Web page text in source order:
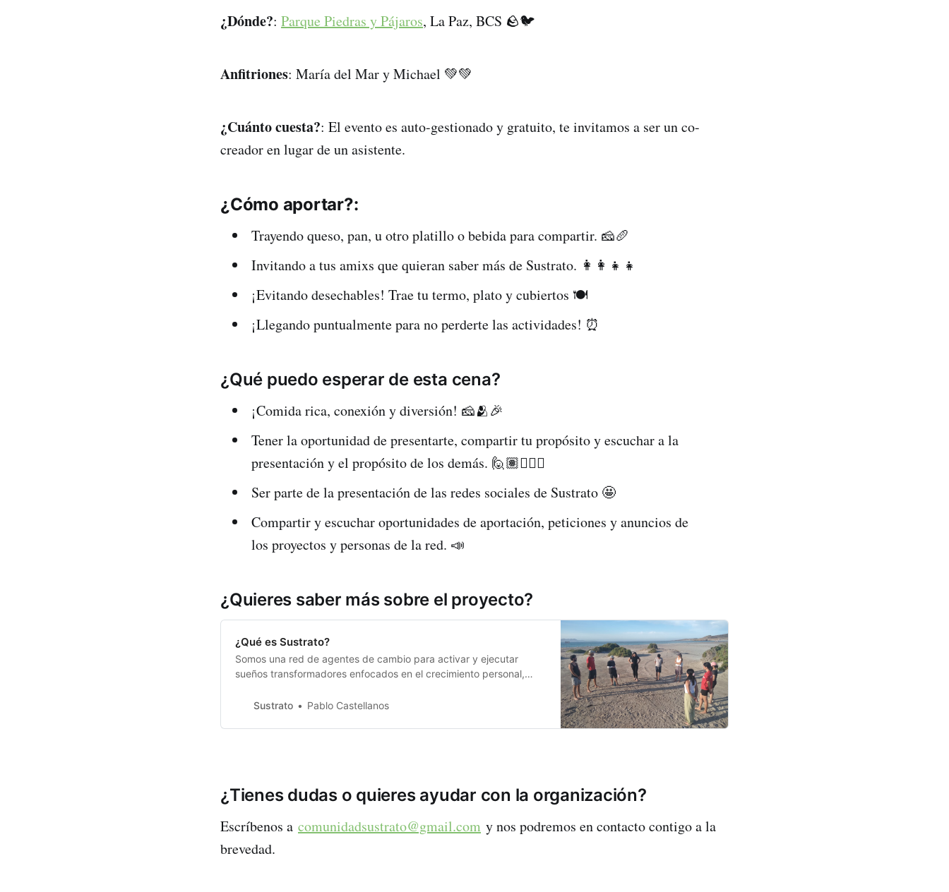
¿Dónde?: Parque Piedras y Pájaros, La Paz, BCS 🪨🐦
Anfitriones: María del Mar y Michael 💚💚
¿Cuánto cuesta?: El evento es auto-gestionado y gratuito, te invitamos a ser un co-
creador en lugar de un asistente.
¿Cómo aportar?:
Trayendo queso, pan, u otro platillo o bebida para compartir. 🧀🥖
Invitando a tus amixs que quieran saber más de Sustrato. 👩‍👩‍👧‍👧
¡Evitando desechables! Trae tu termo, plato y cubiertos 🍽️
¡Llegando puntualmente para no perderte las actividades! ⏰
¿Qué puedo esperar de esta cena?
¡Comida rica, conexión y diversión! 🧀🫂🎉
Tener la oportunidad de presentarte, compartir tu propósito y escuchar a la
presentación y el propósito de los demás. 🙋🏽🙋🏻‍♂️
Ser parte de la presentación de las redes sociales de Sustrato 🤩
Compartir y escuchar oportunidades de aportación, peticiones y anuncios de
los proyectos y personas de la red. 📣
¿Quieres saber más sobre el proyecto?
¿Qué es Sustrato?
Somos una red de agentes de cambio para activar y ejecutar
sueños transformadores enfocados en el crecimiento personal,
Sustrato
Pablo Castellanos
¿Tienes dudas o quieres ayudar con la organización?
Escríbenos a comunidadsustrato@gmail.com y nos podremos en contacto contigo a la
brevedad.